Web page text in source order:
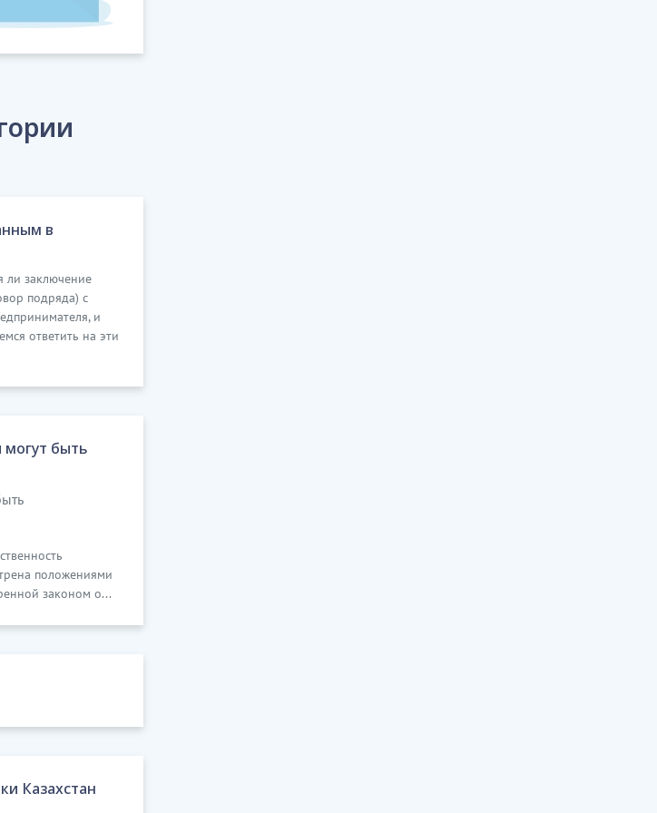
в
ли заключение
подряда) с
и
ответить на эти
быть
положениями
законом о...
Казахстан